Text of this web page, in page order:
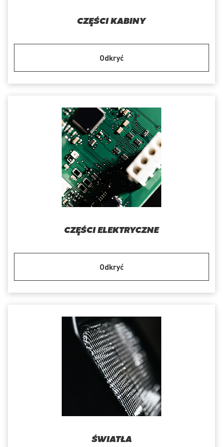
CZĘŚCI KABINY
Odkryć
CZĘŚCI ELEKTRYCZNE
Odkryć
ŚWIATŁA